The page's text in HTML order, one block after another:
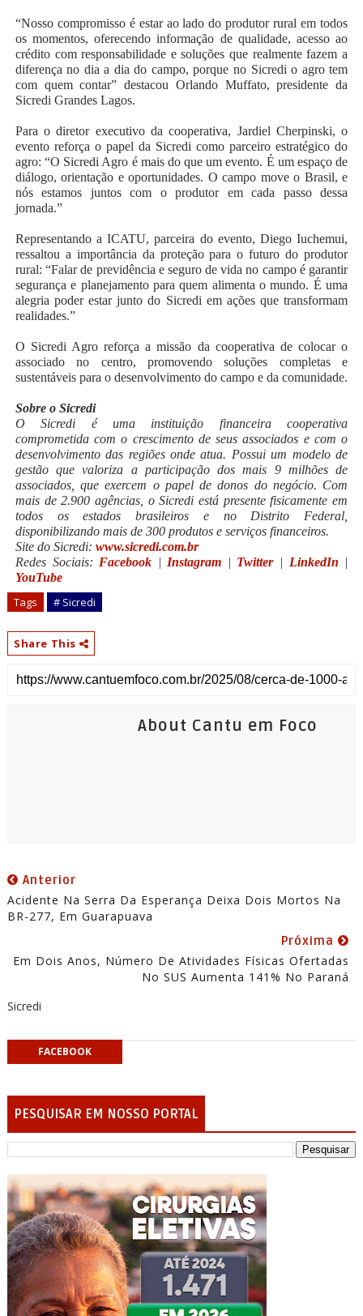
“Nosso compromisso é estar ao lado do produtor rural em todos
os momentos, oferecendo informação de qualidade, acesso ao
crédito com responsabilidade e soluções que realmente fazem a
diferença no dia a dia do campo, porque no Sicredi o agro tem
com quem contar” destacou Orlando Muffato, presidente da
Sicredi Grandes Lagos.
Para o diretor executivo da cooperativa, Jardiel Cherpinski, o
evento reforça o papel da Sicredi como parceiro estratégico do
agro: “O Sicredi Agro é mais do que um evento. É um espaço de
diálogo, orientação e oportunidades. O campo move o Brasil, e
nós estamos juntos com o produtor em cada passo dessa
jornada.”
Representando a ICATU, parceira do evento, Diego Iuchemui,
ressaltou a importância da proteção para o futuro do produtor
rural: “Falar de previdência e seguro de vida no campo é garantir
segurança e planejamento para quem alimenta o mundo. É uma
alegria poder estar junto do Sicredi em ações que transformam
realidades.”
O Sicredi Agro reforça a missão da cooperativa de colocar o
associado no centro, promovendo soluções completas e
sustentáveis para o desenvolvimento do campo e da comunidade.
Sobre o Sicredi
O Sicredi é uma instituição financeira cooperativa
comprometida com o crescimento de seus associados e com o
desenvolvimento das regiões onde atua. Possui um modelo de
gestão que valoriza a participação dos mais 9 milhões de
associados, que exercem o papel de donos do negócio. Com
mais de 2.900 agências, o Sicredi está presente fisicamente em
todos os estados brasileiros e no Distrito Federal,
disponibilizando mais de 300 produtos e serviços financeiros.
Site do Sicredi: www.sicredi.com.br
Redes Sociais: Facebook | Instagram | Twitter| LinkedIn |
YouTube
Tags # Sicredi
Share This
About Cantu em Foco
Anterior
Acidente Na Serra Da Esperança Deixa Dois Mortos Na
BR-277, Em Guarapuava
Próxima
Em Dois Anos, Número De Atividades Físicas Ofertadas
No SUS Aumenta 141% No Paraná
Sicredi
FACEBOOK
PESQUISAR EM NOSSO PORTAL